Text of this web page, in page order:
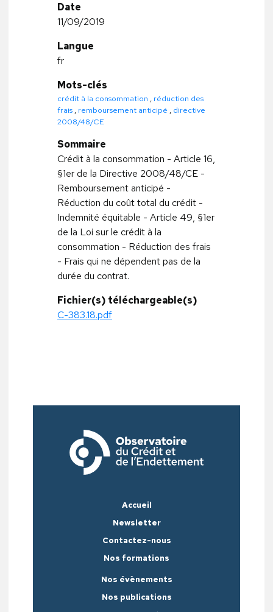
Date
11/09/2019
Langue
fr
Mots-clés
crédit à la consommation , réduction des
frais , remboursement anticipé , directive
2008/48/CE
Sommaire
Crédit à la consommation - Article 16,
§1er de la Directive 2008/48/CE -
Remboursement anticipé -
Réduction du coût total du crédit -
Indemnité équitable - Article 49, §1er
de la Loi sur le crédit à la
consommation - Réduction des frais
- Frais qui ne dépendent pas de la
durée du contrat.
Fichier(s) téléchargeable(s)
C-383.18.pdf
Accueil
Newsletter
Contactez-nous
Nos formations
Nos évènements
Nos publications